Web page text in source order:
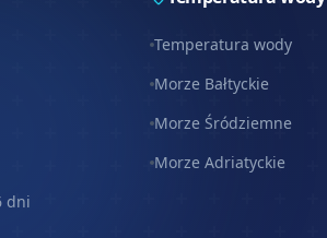
dni
Temperatura wody
Morze Bałtyckie
Morze Śródziemne
Morze Adriatyckie